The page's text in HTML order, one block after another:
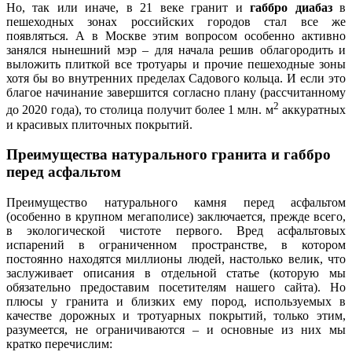
Но, так или иначе, в 21 веке гранит игаббро диабазв
пешеходных зонах российских городов стал все же
появляться. А в Москве этим вопросом особенно активно
занялся нынешний мэр – для начала решив облагородить и
выложить плиткой все тротуары и прочие пешеходные зоны
хотя бы во внутренних пределах Садового кольца. И если это
благое начинание завершится согласно плану (рассчитанному
до 2020 года), то столица получит более 1 млн. м2 аккуратных
и красивых плиточных покрытий.
Преимущества натурального гранита и габбро
перед асфальтом
Преимущество натурального камня перед асфальтом
(особенно в крупном мегаполисе) заключается, прежде всего,
в экологической чистоте первого. Вред асфальтовых
испарений в ограниченном пространстве, в котором
постоянно находятся миллионы людей, настолько велик, что
заслуживает описания в отдельной статье (которую мы
обязательно предоставим посетителям нашего сайта). Но
плюсы у гранита и близких ему пород, используемых в
качестве дорожных и тротуарных покрытий, только этим,
разумеется, не ограничиваются – и основные из них мы
кратко перечислим: